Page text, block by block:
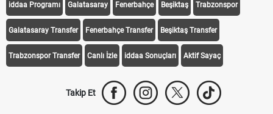
iddaa Programı Galatasaray Fenerbahçe Beşiktaş Trabzonspor
Galatasaray Transfer Fenerbahçe Transfer Beşiktaş Transfer
Trabzonspor Transfer Canlı İzle iddaa Sonuçları Aktif Sayaç
Takip Et